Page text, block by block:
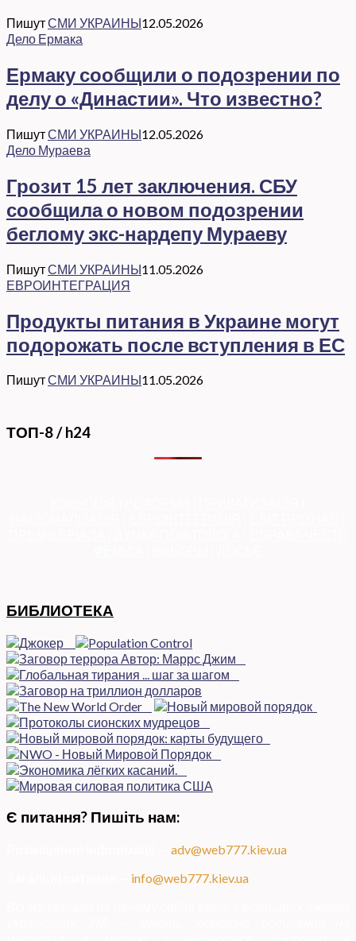
ПишутСМИ УКРАИНЫ12.05.2026
Дело Ермака
Ермаку сообщили о подозрении по
делу о «Династии». Что известно?
ПишутСМИ УКРАИНЫ12.05.2026
Дело Мураева
Грозит 15 лет заключения. СБУ
сообщила о новом подозрении
беглому экс-нардепу Мураеву
ПишутСМИ УКРАИНЫ11.05.2026
ЕВРОИНТЕГРАЦИЯ
Продукты питания в Украине могут
подорожать после вступления в ЕС
ПишутСМИ УКРАИНЫ11.05.2026
ТОП-8 / h24
БИБЛИОТЕКА
Є питання? Пишіть нам:
adv@web777.kiev.ua
info@web777.kiev.ua